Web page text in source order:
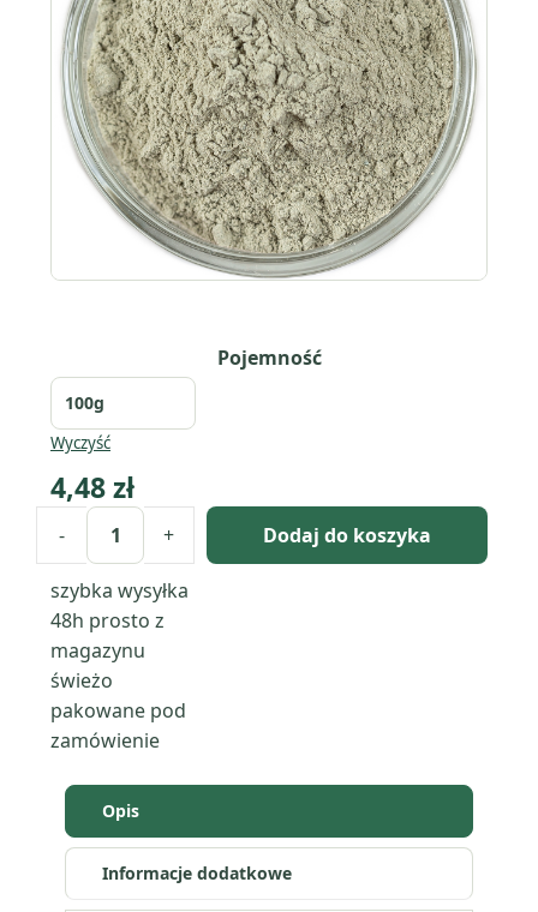
Pojemność
Wyczyść
4,48zł
- + Dodaj do koszyka
szybka wysyłka
48h prosto z
magazynu
świeżo
pakowane pod
zamówienie
Opis
Informacje dodatkowe